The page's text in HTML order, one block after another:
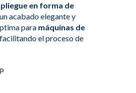
pliegue en forma de
acabado elegante y
para máquinas de
facilitando el proceso de